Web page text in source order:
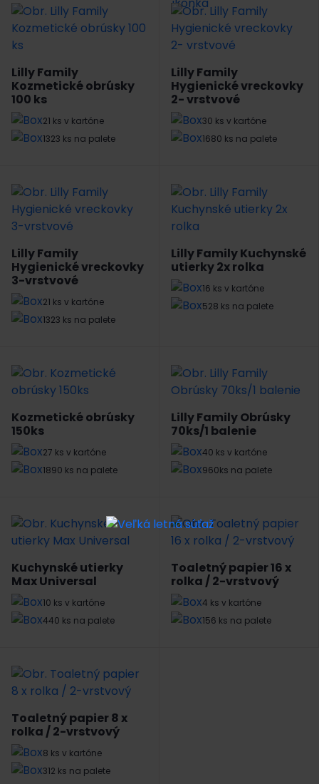
Lilly Family
Kozmetické obrúsky
100 ks
21 ks v kartóne
1323 ks na palete
Lilly Family
Hygienické vreckovky
2- vrstvové
30 ks v kartóne
1680 ks na palete
Lilly Family
Hygienické vreckovky
3-vrstvové
21 ks v kartóne
1323 ks na palete
Lilly Family Kuchynské
utierky 2x rolka
16 ks v kartóne
528 ks na palete
Kozmetické obrúsky
150ks
27 ks v kartóne
1890 ks na palete
Lilly Family Obrúsky
70ks/1 balenie
40 ks v kartóne
960ks na palete
Kuchynské utierky
Max Universal
10 ks v kartóne
440 ks na palete
Toaletný papier 16 x
rolka / 2-vrstvový
4 ks v kartóne
156 ks na palete
Toaletný papier 8 x
rolka / 2-vrstvový
8 ks v kartóne
312 ks na palete